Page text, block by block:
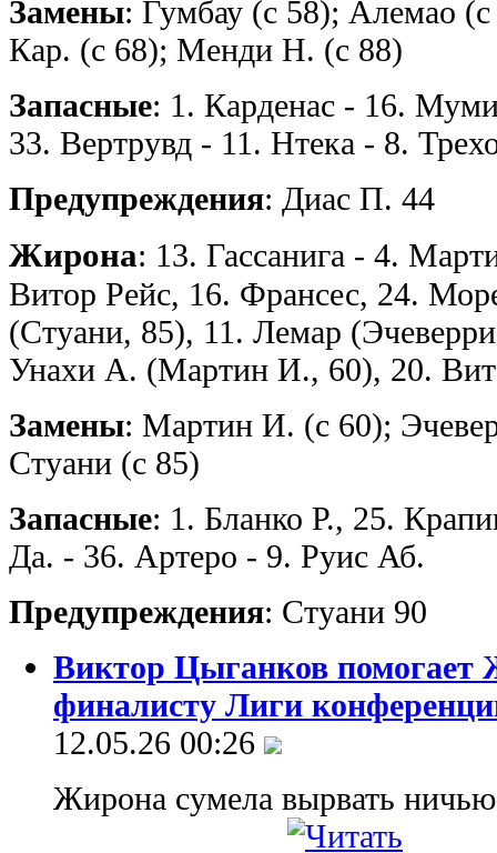
Замены: Гумбау (с 58); Алемао
Кар. (с 68); Менди Н. (с 88)
Запасные: 1. Карденас - 16.
33. Вертрувд - 11. Нтека - 8.
Предупреждения: Диас П. 44
Жирона: 13. Гассанига - 4.
Витор Рейс, 16. Франсес, 24.
(Стуани, 85), 11. Лемар
Унахи А. (Мартин И., 60), 20.
Замены: Мартин И. (с 60);
Стуани (с 85)
Запасные: 1. Бланко Р., 25.
Да. - 36. Артеро - 9. Руис Аб.
Предупреждения: Стуани 90
Виктор Цыганков помогает
финалисту Лиги
12.05.26 00:26
Жирона сумела вырвать